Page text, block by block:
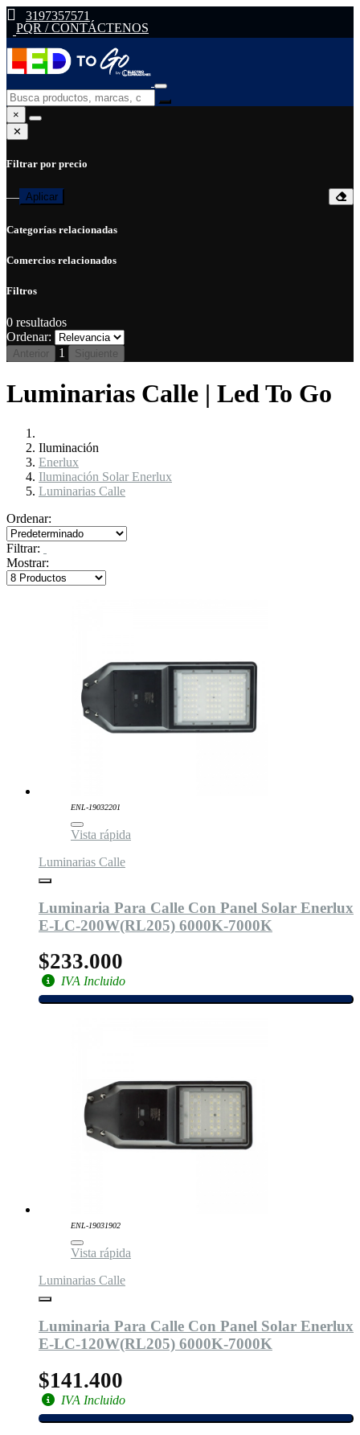
3197357571
PQR / CONTÁCTENOS
×
✕
Filtrar por precio
— Aplicar
Categorías relacionadas
Comercios relacionados
Filtros
0 resultados
Ordenar:
Anterior 1 Siguiente
Luminarias Calle | Led To Go
Iluminación
Enerlux
Iluminación Solar Enerlux
Luminarias Calle
Ordenar:
Filtrar:
Mostrar:
ENL-19032201
Vista rápida
Luminarias Calle
Luminaria Para Calle Con Panel Solar Enerlux
E-LC-200W(RL205) 6000K-7000K
$233.000
IVA Incluido
ENL-19031902
Vista rápida
Luminarias Calle
Luminaria Para Calle Con Panel Solar Enerlux
E-LC-120W(RL205) 6000K-7000K
$141.400
IVA Incluido